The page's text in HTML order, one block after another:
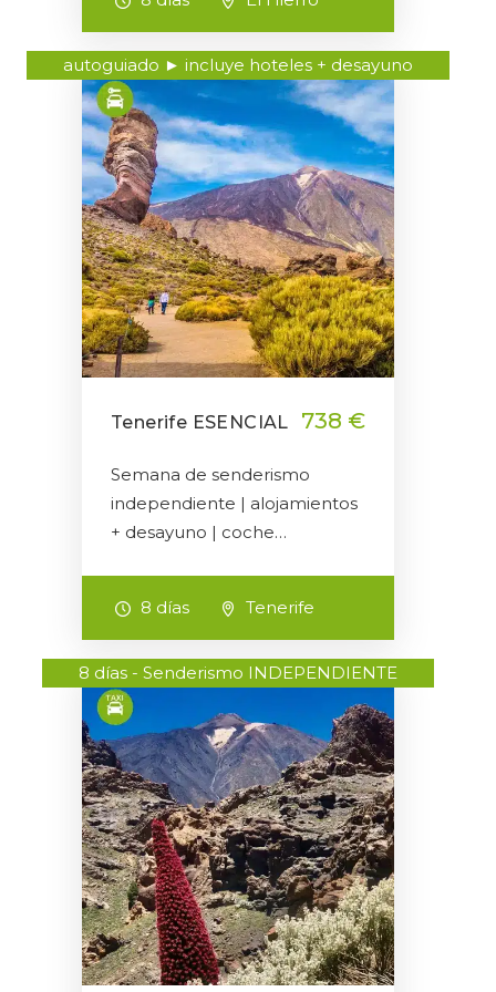
autoguiado ► incluye hoteles + desayuno
Tenerife ESENCIAL 738 €
Semana de senderismo
independiente | alojamientos
+ desayuno | coche…
8 días Tenerife
8 días - Senderismo INDEPENDIENTE